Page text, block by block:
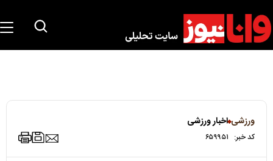
ورزشی اخبار ورزشی
کد خبر: ۶۵۹۹۵۱